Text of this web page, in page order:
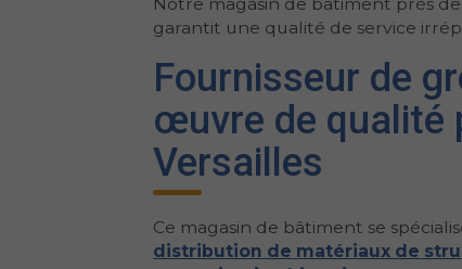
garantit une qualité de service
Fournisseur de
œuvre de qualité
Versailles
Ce magasin de bâtiment se
distribution de matériaux de